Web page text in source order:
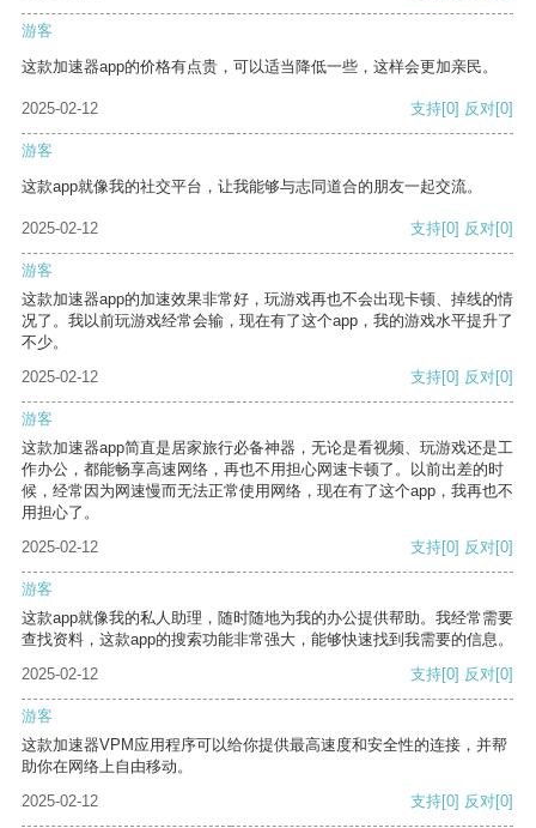
游客
这款加速器app的价格有点贵，可以适当降低一些，这样会更加亲民。
2025-02-12 支持[0] 反对[0]
游客
这款app就像我的社交平台，让我能够与志同道合的朋友一起交流。
2025-02-12 支持[0] 反对[0]
游客
这款加速器app的加速效果非常好，玩游戏再也不会出现卡顿、掉线的情
况了。我以前玩游戏经常会输，现在有了这个app，我的游戏水平提升了
不少。
2025-02-12
支持[0] 反对[0]
游客
这款加速器app简直是居家旅行必备神器，无论是看视频、玩游戏还是工
作办公，都能畅享高速网络，再也不用担心网速卡顿了。以前出差的时
候，经常因为网速慢而无法正常使用网络，现在有了这个app，我再也不
用担心了。
2025-02-12
支持[0] 反对[0]
游客
这款app就像我的私人助理，随时随地为我的办公提供帮助。我经常需要
查找资料，这款app的搜索功能非常强大，能够快速找到我需要的信息。
2025-02-12
支持[0] 反对[0]
游客
这款加速器VPM应用程序可以给你提供最高速度和安全性的连接，并帮
助你在网络上自由移动。
2025-02-12
支持[0] 反对[0]